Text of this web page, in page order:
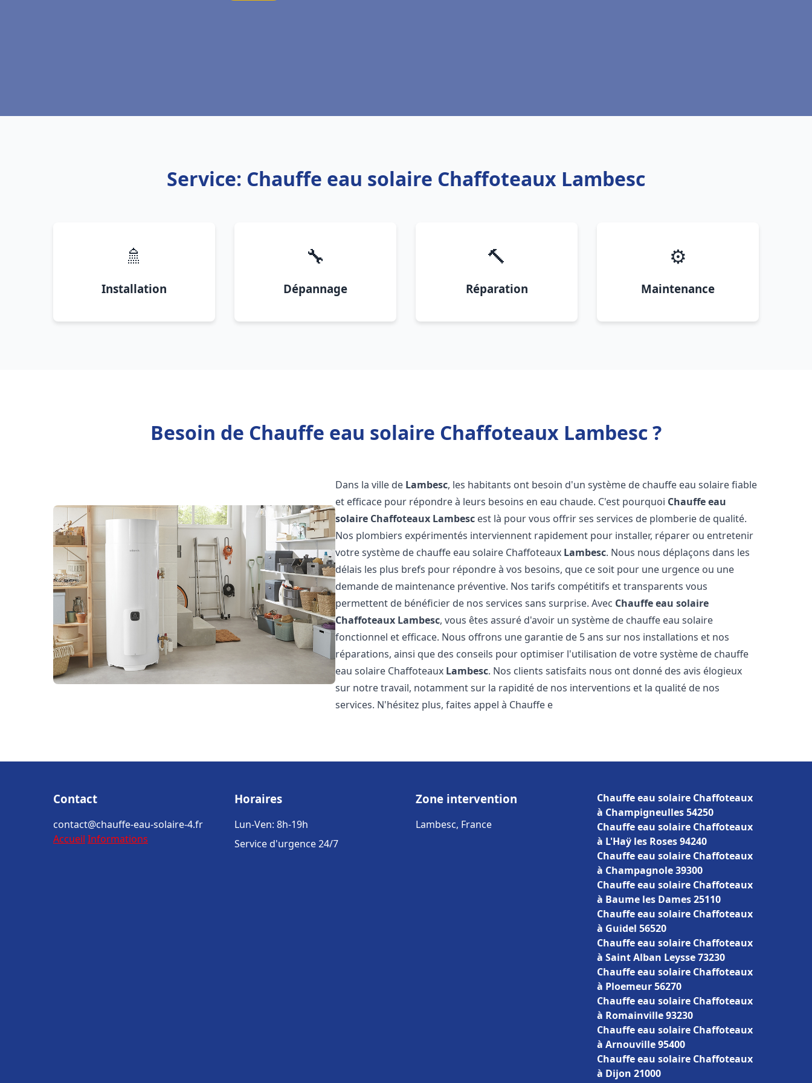
Service: Chauffe eau solaire Chaffoteaux Lambesc
🚿
Installation
🔧
Dépannage
🔨
Réparation
⚙️
Maintenance
Besoin de Chauffe eau solaire Chaffoteaux Lambesc ?
Dans la ville de Lambesc, les habitants ont besoin d'un système de chauffe eau solaire fiable
et efficace pour répondre à leurs besoins en eau chaude. C'est pourquoi Chauffe eau
solaire Chaffoteaux Lambesc est là pour vous offrir ses services de plomberie de qualité.
Nos plombiers expérimentés interviennent rapidement pour installer, réparer ou entretenir
votre système de chauffe eau solaire Chaffoteaux Lambesc. Nous nous déplaçons dans les
délais les plus brefs pour répondre à vos besoins, que ce soit pour une urgence ou une
demande de maintenance préventive. Nos tarifs compétitifs et transparents vous
permettent de bénéficier de nos services sans surprise. Avec Chauffe eau solaire
Chaffoteaux Lambesc, vous êtes assuré d'avoir un système de chauffe eau solaire
fonctionnel et efficace. Nous offrons une garantie de 5 ans sur nos installations et nos
réparations, ainsi que des conseils pour optimiser l'utilisation de votre système de chauffe
eau solaire Chaffoteaux Lambesc. Nos clients satisfaits nous ont donné des avis élogieux
sur notre travail, notamment sur la rapidité de nos interventions et la qualité de nos
services. N'hésitez plus, faites appel à Chauffe e
Contact
contact@chauffe-eau-solaire-4.fr
Accueil Informations
Horaires
Lun-Ven: 8h-19h
Service d'urgence 24/7
Zone intervention
Lambesc, France
Chauffe eau solaire Chaffoteaux
à Champigneulles 54250
Chauffe eau solaire Chaffoteaux
à L'Haÿ les Roses 94240
Chauffe eau solaire Chaffoteaux
à Champagnole 39300
Chauffe eau solaire Chaffoteaux
à Baume les Dames 25110
Chauffe eau solaire Chaffoteaux
à Guidel 56520
Chauffe eau solaire Chaffoteaux
à Saint Alban Leysse 73230
Chauffe eau solaire Chaffoteaux
à Ploemeur 56270
Chauffe eau solaire Chaffoteaux
à Romainville 93230
Chauffe eau solaire Chaffoteaux
à Arnouville 95400
Chauffe eau solaire Chaffoteaux
à Dijon 21000